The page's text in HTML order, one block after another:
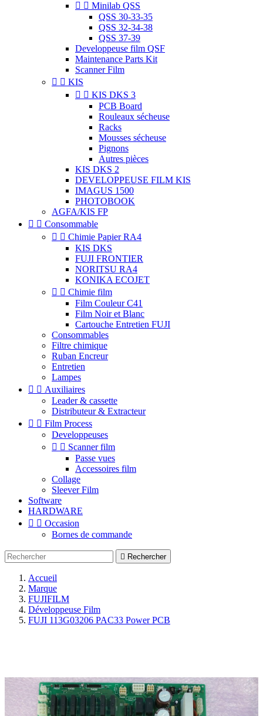
  Minilab QSS
QSS 30-33-35
QSS 32-34-38
QSS 37-39
Developpeuse film QSF
Maintenance Parts Kit
Scanner Film
  KIS
  KIS DKS 3
PCB Board
Rouleaux sécheuse
Racks
Mousses sécheuse
Pignons
Autres pièces
KIS DKS 2
DEVELOPPEUSE FILM KIS
IMAGUS 1500
PHOTOBOOK
AGFA/KIS FP
  Consommable
  Chimie Papier RA4
KIS DKS
FUJI FRONTIER
NORITSU RA4
KONIKA ECOJET
  Chimie film
Film Couleur C41
Film Noir et Blanc
Cartouche Entretien FUJI
Consommables
Filtre chimique
Ruban Encreur
Entretien
Lampes
  Auxiliaires
Leader & cassette
Distributeur & Extracteur
  Film Process
Developpeuses
  Scanner film
Passe vues
Accessoires film
Collage
Sleever Film
Software
HARDWARE
  Occasion
Bornes de commande
 Rechercher
Accueil
Marque
FUJIFILM
Développeuse Film
FUJI 113G03206 PAC33 Power PCB